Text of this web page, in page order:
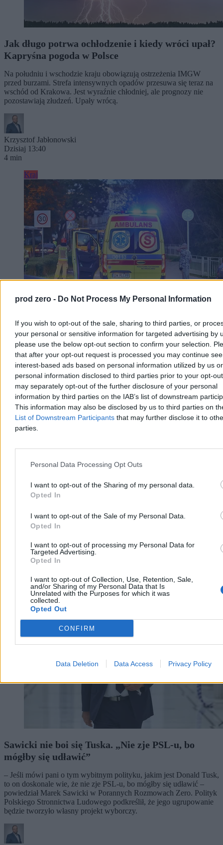
prod zero - Do Not Process My Personal Information
If you wish to opt-out of the sale, sharing to third parties, or
your personal or sensitive information for targeted advertising by
please use the below opt-out section to confirm your selection.
that after your opt-out request is processed you may continue
interest-based ads based on personal information utilized by us or
personal information disclosed to third parties prior to your opt-
may separately opt-out of the further disclosure of your personal
information by third parties on the IAB’s list of downstream
This information may also be disclosed by us to third parties on
List of Downstream Participants that may further disclose it to
parties.
Personal Data Processing Opt Outs
I want to opt-out of the Sharing of my personal data.
Opted In
I want to opt-out of the Sale of my Personal Data.
Opted In
I want to opt-out of processing my Personal Data for
Targeted Advertising.
Opted In
I want to opt-out of Collection, Use, Retention, Sale,
and/or Sharing of my Personal Data that Is
Unrelated with the Purposes for which it was
collected.
Opted Out
CONFIRM
Data Deletion Data Access Privacy Policy
Jak długo potrwa ochłodzenie i kiedy wróci upał?
Kapryśna pogoda w Polsce
Na południu i wschodzie kraju obowiązują ostrzeżenia IMGW
przed burzami. Strefa intensywnych opadów przesuwa się teraz na
wschód od Krakowa. Jest wyraźnie chłodniej, ale prognozy nie
pozostawiają złudzeń. Upały wrócą.
Krzysztof Jabłonowski
Dzisiaj 13:40
4 min
Kraj
Ministerstwo Zdrowia: Mamy coraz więcej
zespołów ratownictwa medycznego. Podano dane
W 2026 r. przybyło 49 zespołów ratownictwa medycznego –
poinformowało Ministerstwo Zdrowia. Resort podsumowuje
wydatki poniesione w tym obszarze ochrony zdrowia.
Krzysztof Jabłonowski
Dzisiaj 11:32
Kraj
Sawicki nie boi się Tuska. „Nie zje PSL-u, bo
mógłby się udławić”
– Jeśli mówi pani o tym wybitnym polityku, jakim jest Donald Tusk,
to on doskonale wie, że nie zje PSL-u, bo mógłby się udławić –
powiedział Marek Sawicki w Porannych Rozmowach Zero. Polityk
Polskiego Stronnictwa Ludowego podkreślił, że jego ugrupowanie
będzie tworzyło własny projekt wyborczy.